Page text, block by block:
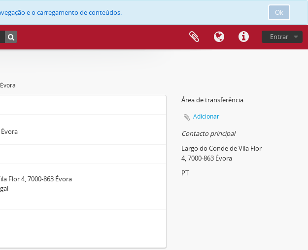
Ok
e o carregamento de conteúdos.
Entrar
Flor 4, 7000-863 Évora
Área de transferência
Adicionar
Contacto principal
Largo do Conde de Vila Flor
4, 7000-863 Évora
PT